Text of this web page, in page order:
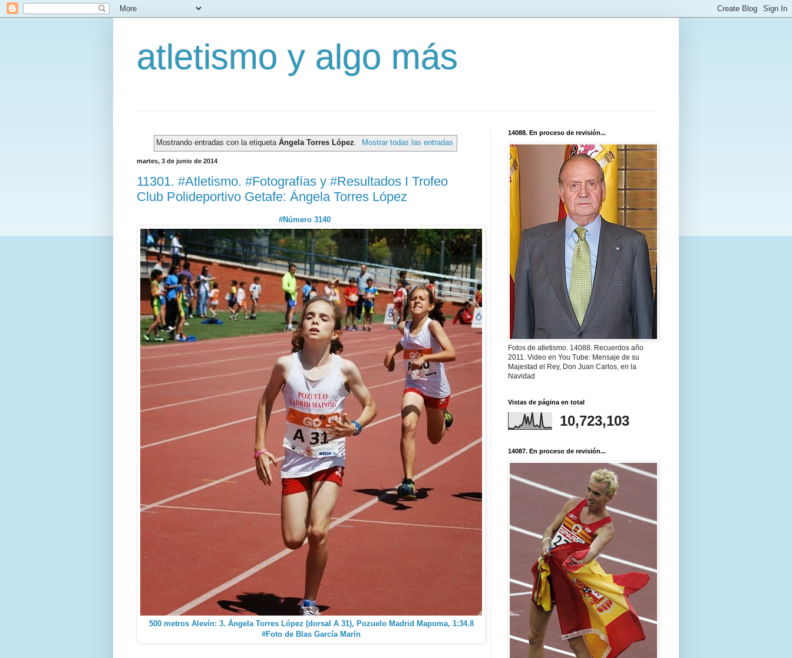
atletismo y algo más
Mostrando entradas con la etiqueta Ángela Torres López Mostrar todas las entradas
martes, 3 de junio de 2014
11301. #Atletismo. #Fotografías y #Resultados I Trofeo
Club Polideportivo Getafe: Ángela Torres López
#Número 3140
500 metros Alevín: 3. Ángela Torres López (dorsal A 31), Pozuelo Madrid Mapoma, 1:34.8
#Foto de Blas García Marín
14088. En proceso de revisión...
Fotos de atletismo. 14088. Recuerdos año
2011. Video en You Tube: Mensaje de su
Majestad el Rey, Don Juan Carlos, en la
Navidad
Vistas de página en total
10,723,103
14087. En proceso de revisión...